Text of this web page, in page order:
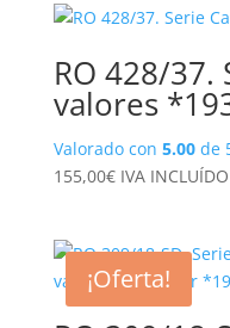
RO 428/37.
valores
Valorado con 5.00de
155,00€ IVA INCLUÍDO
¡Oferta!